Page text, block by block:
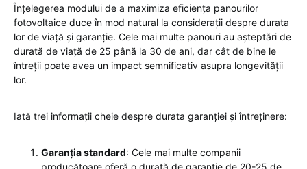
Înțelegerea modului de a maximiza eficiența panourilor
fotovoltaice duce în mod natural la considerații despre durata
lor de viață și garanție. Cele mai multe panouri au așteptări de
durată de viață de 25 până la 30 de ani, dar cât de bine le
întreții poate avea un impact semnificativ asupra longevității
lor.
Iată trei informații cheie despre durata garanției și întreținere:
Garanția standard: Cele mai multe companii
producătoare oferă o durată de garanție de 20-25 de